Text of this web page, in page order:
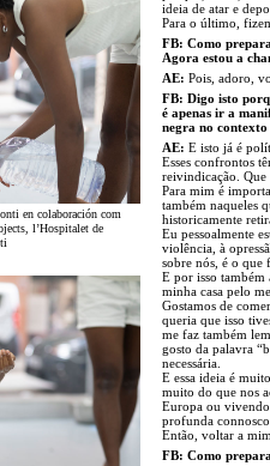
en colaboración com
l’Hospitalet de
ideia de atar e
Para o último,
FB: Como
Agora estou a
AE: Pois, adoro,
FB: Digo isto
é apenas ir a
negra no
AE: E isto já é
Esses confrontos
reivindicação. Que
Para mim é
também naqueles
historicamente
Eu pessoalmente
violência, à
sobre nós, é o que
E por isso
minha casa pelo
Gostamos de
queria que isso
me faz também
gosto da palavra
necessária.
E essa ideia é
muito do que nos
Europa ou
profunda connosco
Então, voltar a
FB: Como